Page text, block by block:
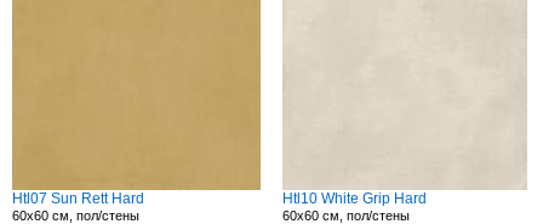
Htl07 Sun Rett Hard
60x60 см, пол/стены
Htl10 White Grip Hard
60x60 см, пол/стены